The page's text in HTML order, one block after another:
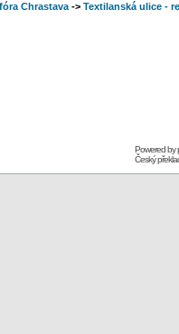
Chrastava -> Textilanská ulice -
Powered by
Český